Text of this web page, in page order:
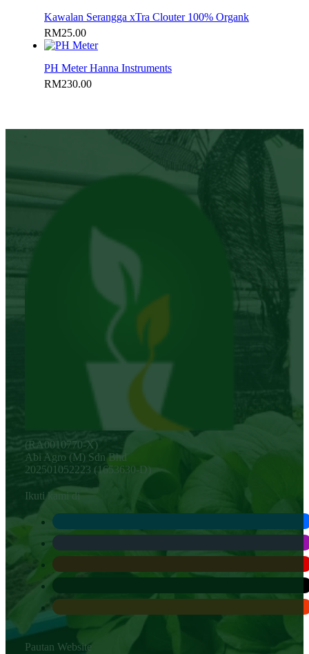
Kawalan Serangga xTra Clouter 100% Organk
RM25.00
PH Meter Hanna Instruments
RM230.00
(RA0010770-X)
Abi Agro (M) Sdn Bhd
202501052223 (1653630-D)
Ikuti kami di
Pautan Website